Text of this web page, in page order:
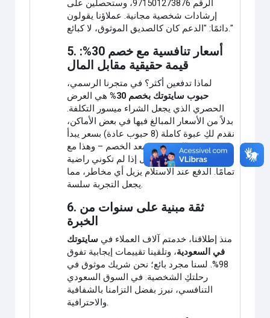
الرقم 971501273876، وستحصلين على
إرشادات شخصية مجانية. عملاؤنا يقولون
دائمًا: "الدعم كان كالصديق الموثوق، لا كبائع."
5. أسعار تنافسية مع خصم 30%:
قيمة حقيقية مقابل المال
لماذا تدفعين أكثر؟ في متجرنا الرسمي،
حبوب سايتوتك بخصم 30%
هي العرض
الحصري الذي يجعل الشراء ميسور التكلفة.
بدلاً من الأسعار المبالغ فيها في بعض الأماكن،
نقدم لكِ عبوة كاملة (8 حبوب عادة) بسعر يبدأ
من 150 ريال سعودي بعد الخصم – وهذا مع
ضمان استرداد المال إذا لم تكوني راضية
تمامًا. الدفع عند الاستلام يزيل أي مخاطر، مما
يجعل التجربة سلسة.
6. ثقة مبنية على سنوات من
الخبرة
منذ إطلاقنا، خدمتم آلاف العملاء في سايتوتك
في السعودية، وتلقينا تقييمات إيجابية تفوق
98%. لسنا مجرد بائع؛ نحن شريك موثوق في
رحلتكِ الشخصية. في السوق السعودي
التنافسي، نبرز بفضل التزامنا بالشفافية
والاحترافية.